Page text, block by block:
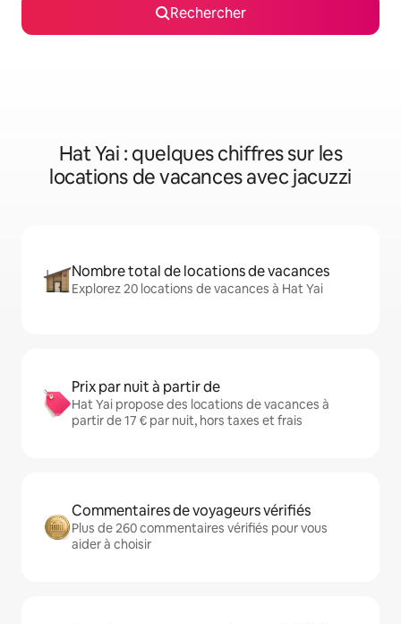
Rechercher
Hat Yai : quelques chiffres sur les
locations de vacances avec jacuzzi
Nombre total de locations de vacances
Explorez 20 locations de vacances à Hat Yai
Prix par nuit à partir de
Hat Yai propose des locations de vacances à
partir de 17 € par nuit, hors taxes et frais
Commentaires de voyageurs vérifiés
Plus de 260 commentaires vérifiés pour vous
aider à choisir